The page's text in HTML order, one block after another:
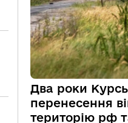
Два роки
перенесення
територію рф